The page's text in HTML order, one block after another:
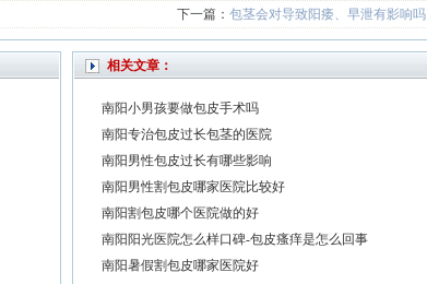
下一篇： 包茎会对导致阳痿、早泄有影响吗
相关文章：
南阳小男孩要做包皮手术吗
南阳专治包皮过长包茎的医院
南阳男性包皮过长有哪些影响
南阳男性割包皮哪家医院比较好
南阳割包皮哪个医院做的好
南阳阳光医院怎么样口碑-包皮瘙痒是怎么回事
南阳暑假割包皮哪家医院好